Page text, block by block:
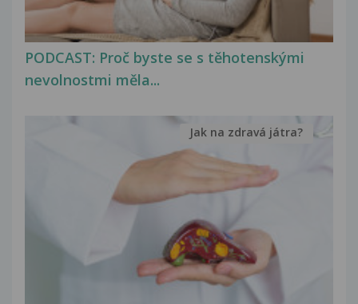
PODCAST: Proč byste se s těhotenskými
nevolnostmi měla...
Jak na zdravá játra?